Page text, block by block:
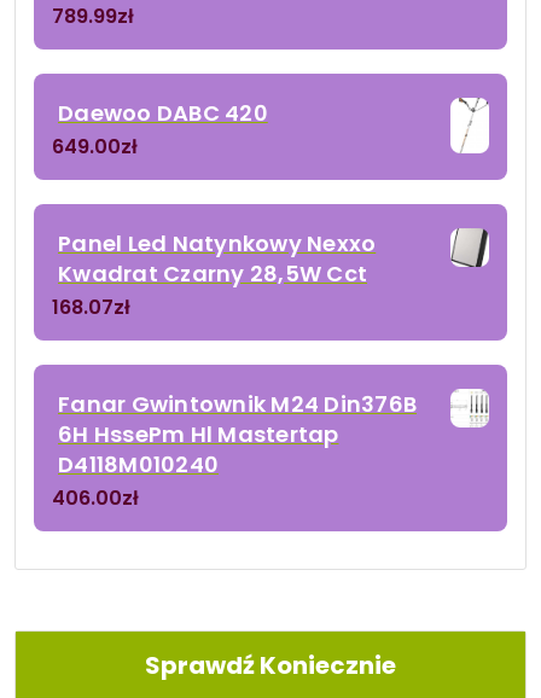
789.99zł
Daewoo DABC 420
649.00zł
Panel Led Natynkowy Nexxo
Kwadrat Czarny 28,5W Cct
168.07zł
Fanar Gwintownik M24 Din376B
6H HssePm Hl Mastertap
D4118M010240
406.00zł
Sprawdź Koniecznie